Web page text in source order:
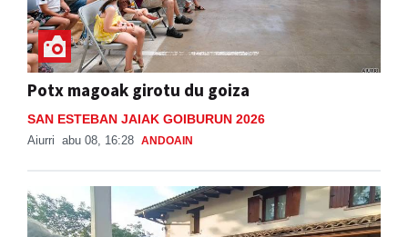
Potx magoak girotu du goiza
SAN ESTEBAN JAIAK GOIBURUN 2026
Aiurri abu 08, 16:28 ANDOAIN